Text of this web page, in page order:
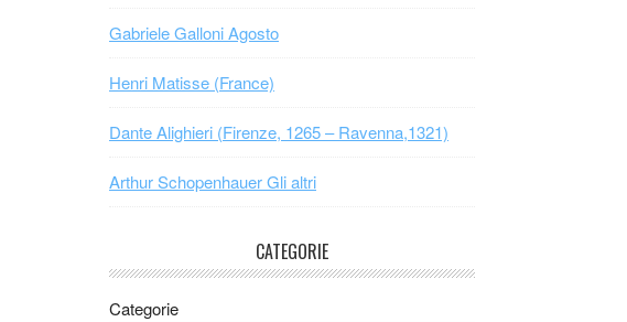
Gabriele Galloni Agosto
Henri Matisse (France)
Dante Alighieri (Firenze, 1265 – Ravenna,1321)
Arthur Schopenhauer Gli altri
CATEGORIE
Categorie